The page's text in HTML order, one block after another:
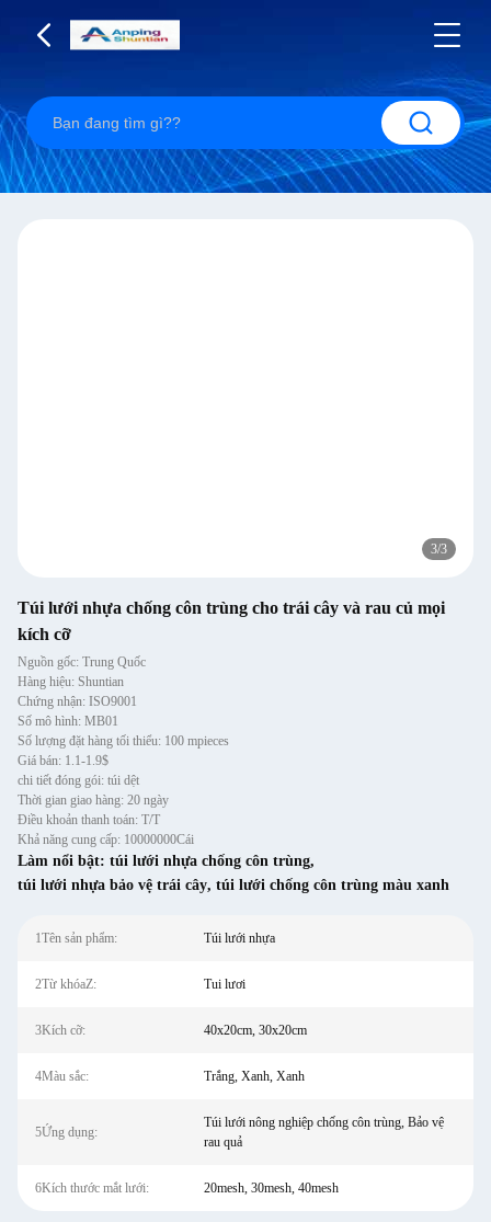
3/3
Túi lưới nhựa chống côn trùng cho trái cây và rau củ mọi
kích cỡ
Nguồn gốc: Trung Quốc
Hàng hiệu: Shuntian
Chứng nhận: ISO9001
Số mô hình: MB01
Số lượng đặt hàng tối thiểu: 100 mpieces
Giá bán: 1.1-1.9$
chi tiết đóng gói: túi dệt
Thời gian giao hàng: 20 ngày
Điều khoản thanh toán: T/T
Khả năng cung cấp: 10000000Cái
Làm nổi bật: túi lưới nhựa chống côn trùng,
túi lưới nhựa bảo vệ trái cây, túi lưới chống côn trùng màu xanh
1Tên sản phẩm: Túi lưới nhựa
2Từ khóaZ: Tui lươi
3Kích cỡ: 40x20cm, 30x20cm
4Màu sắc: Trắng, Xanh, Xanh
5Ứng dụng:
Túi lưới nông nghiệp chống côn trùng, Bảo vệ
rau quả
6Kích thước mắt lưới: 20mesh, 30mesh, 40mesh